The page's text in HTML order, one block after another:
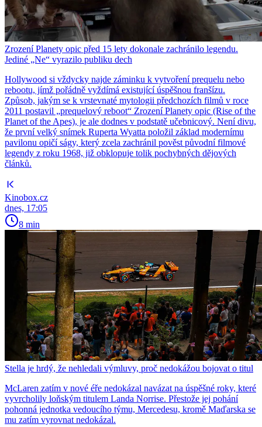
Zrození Planety opic před 15 lety dokonale zachránilo legendu.
Jediné „Ne“ vyrazilo publiku dech
Hollywood si vždycky najde záminku k vytvoření prequelu nebo
rebootu, jímž pořádně vyždímá existující úspěšnou franšízu.
Způsob, jakým se k vrstevnaté mytologii předchozích filmů v roce
2011 postavil „prequelový reboot“ Zrození Planety opic (Rise of the
Planet of the Apes), je ale dodnes v podstatě učebnicový. Není divu,
že první velký snímek Ruperta Wyatta položil základ modernímu
pavilonu opičí ságy, který zcela zachránil pověst původní filmové
legendy z roku 1968, již obklopuje tolik pochybných dějových
článků.
Kinobox.cz
dnes, 17:05
8 min
Stella je hrdý, že nehledali výmluvy, proč nedokážou bojovat o titul
McLaren zatím v nové éře nedokázal navázat na úspěšné roky, které
vyvrcholily loňským titulem Landa Norrise. Přestože jej pohání
pohonná jednotka vedoucího týmu, Mercedesu, kromě Maďarska se
mu zatím vyrovnat nedokázal.